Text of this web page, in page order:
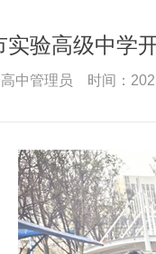
实验高级中学
中管理员 时间：